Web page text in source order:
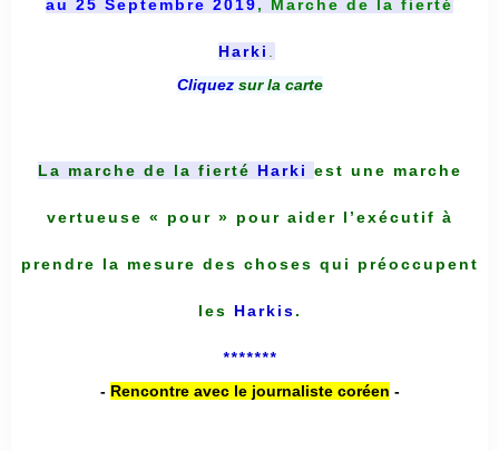
au 25 Septembre 2019, Marche de la fierté
Harki
Cliquez sur la carte
La marche de la fierté Harki est une marche
vertueuse « pour » pour aider l’exécutif à
prendre la mesure des choses qui préoccupent
les Harkis.
*******
- Rencontre avec le journaliste coréen -